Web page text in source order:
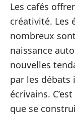
Les cafés
créativité. Les
nombreux
naissance
nouvelles
par les
écrivains.
que se